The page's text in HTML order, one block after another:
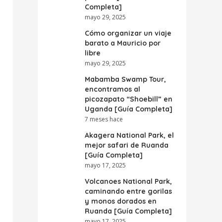
Completa]
mayo 29, 2025
Cómo organizar un viaje
barato a Mauricio por
libre
mayo 29, 2025
Mabamba Swamp Tour,
encontramos al
picozapato “Shoebill” en
Uganda [Guía Completa]
7 meses hace
Akagera National Park, el
mejor safari de Ruanda
[Guía Completa]
mayo 17, 2025
Volcanoes National Park,
caminando entre gorilas
y monos dorados en
Ruanda [Guía Completa]